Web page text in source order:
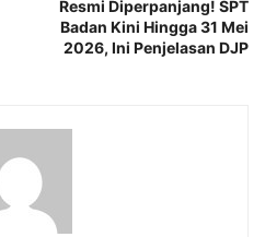
Resmi Diperpanjang! SPT
Badan Kini Hingga 31 Mei
2026, Ini Penjelasan DJP